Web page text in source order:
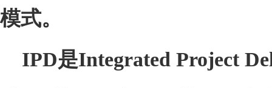
模式。
IPD是Integrated Project